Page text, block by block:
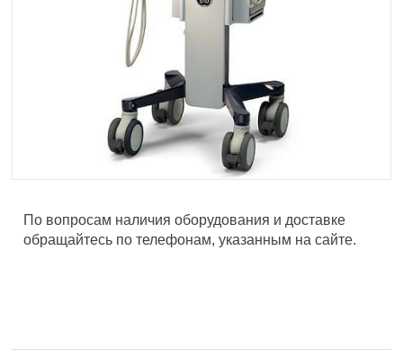
По вопросам наличия оборудования и доставке
обращайтесь по телефонам, указанным на сайте.